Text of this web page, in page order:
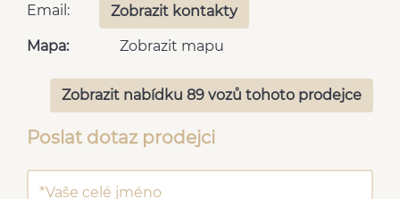
Email:
Zobrazit kontakty
Mapa: Zobrazit mapu
Zobrazit nabídku 89 vozů tohoto prodejce
Poslat dotaz prodejci